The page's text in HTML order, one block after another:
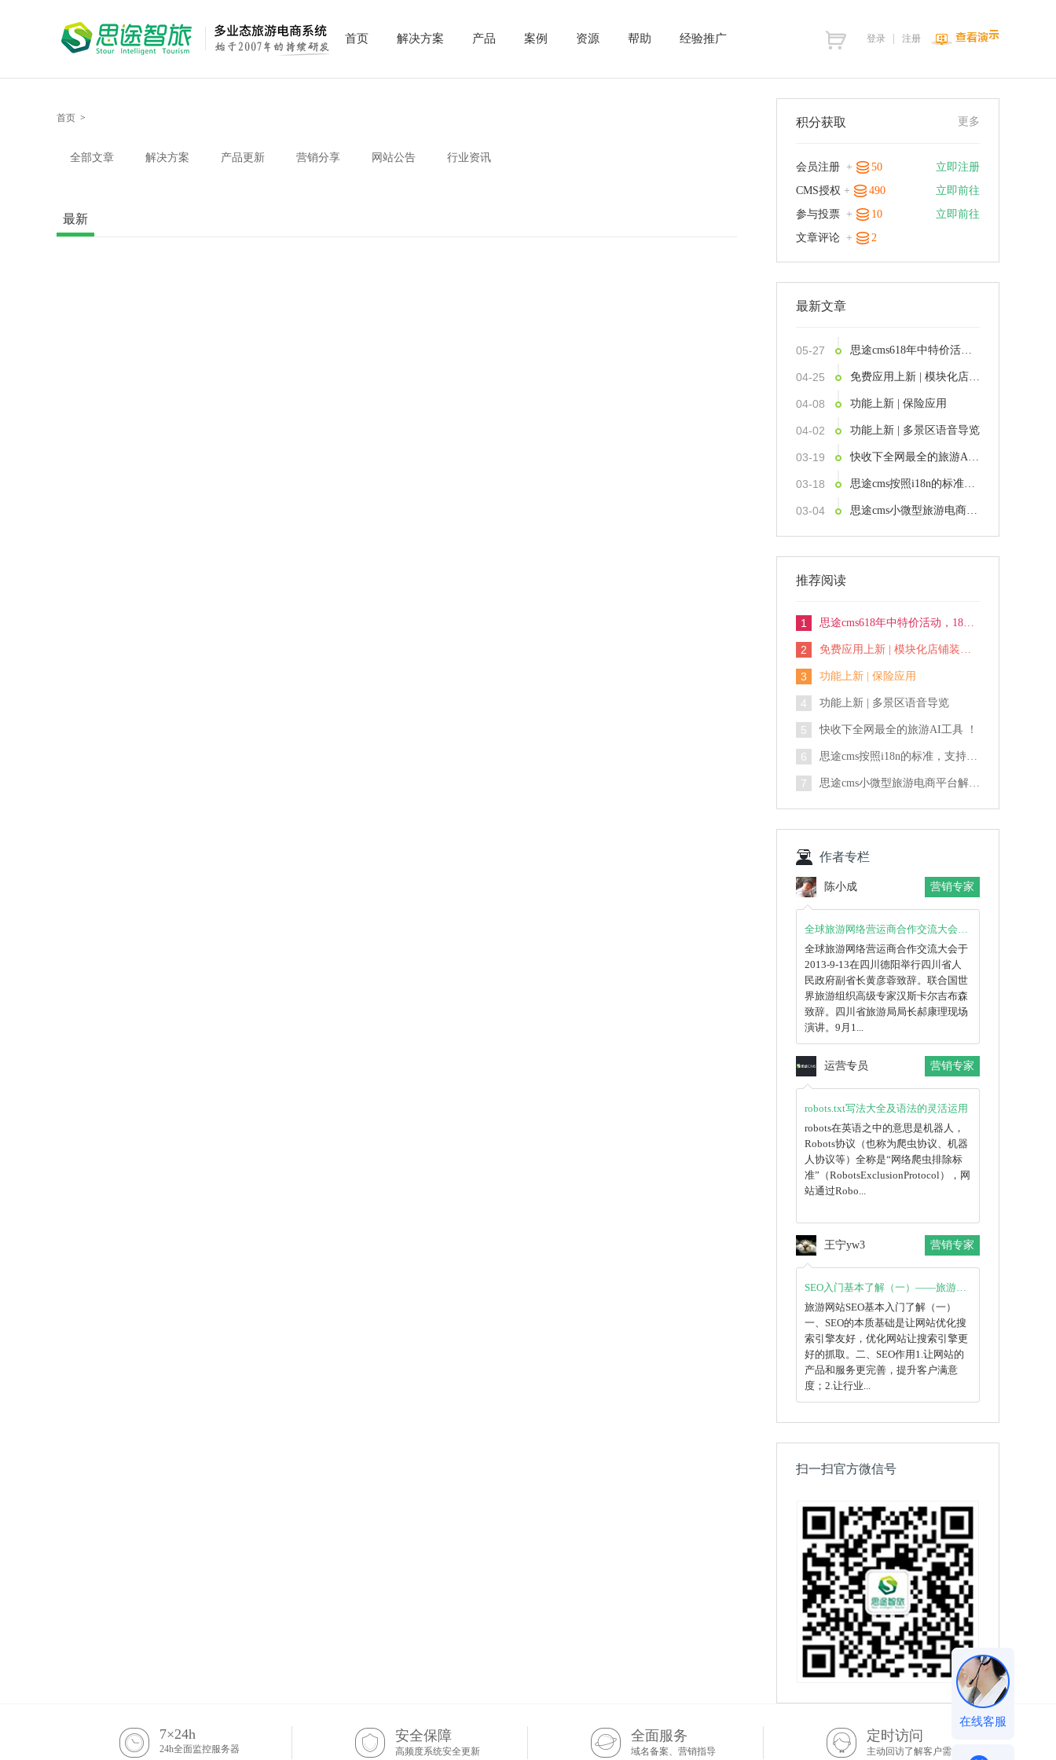
首页 解决方案 产品 案例 资源 帮助 经验推广 登录 注册
首页 >
全部文章 解决方案 产品更新 营销分享 网站公告 行业资讯
最新
积分获取 更多
会员注册 + 50
立即注册
CMS授权 + 490
立即前往
参与投票 + 10
立即前往
文章评论 + 2
最新文章
05-27 思途cms618年中特价活动，18天内特价下订，史无前例限时享5.5折
04-25 免费应用上新 | 模块化店铺装修功能发布，3分钟打造你的DIY首页
04-08 功能上新 | 保险应用
04-02 功能上新 | 多景区语音导览
03-19 快收下全网最全的旅游AI工具 ！
03-18 思途cms按照i18n的标准，支持国际化业务开拓
03-04 思途cms小微型旅游电商平台解决方案
推荐阅读
1 思途cms618年中特价活动，18天内特价下订，史无前例限时享5.5折
2 免费应用上新 | 模块化店铺装修功能发布，3分钟打造你的DIY首页
3 功能上新 | 保险应用
4 功能上新 | 多景区语音导览
5 快收下全网最全的旅游AI工具 ！
6 思途cms按照i18n的标准，支持国际化业务开拓
7 思途cms小微型旅游电商平台解决方案
作者专栏
陈小成 营销专家
全球旅游网络营运商合作交流大会于2013-9-13在四川德阳举行
全球旅游网络营运商合作交流大会于
2013-9-13在四川德阳举行四川省人
民政府副省长黄彦蓉致辞。联合国世
界旅游组织高级专家汉斯卡尔吉布森
致辞。四川省旅游局局长郝康理现场
演讲。9月1...
运营专员 营销专家
robots.txt写法大全及语法的灵活运用
robots在英语之中的意思是机器人，
Robots协议（也称为爬虫协议、机器
人协议等）全称是“网络爬虫排除标
准”（RobotsExclusionProtocol），网
站通过Robo...
王宁yw3 营销专家
SEO入门基本了解（一）——旅游网站SEO
旅游网站SEO​基本入门了解（一）
一、SEO的本质基础是让网站优化搜
索引擎友好，优化网站让搜索引擎更
好的抓取。二、SEO作用1.让网站的
产品和服务更完善，提升客户满意
度；2.让行业...
扫一扫官方微信号
7×24h
24h全面监控服务器
安全保障
高频度系统安全更新
全面服务
域名备案、营销指导
定时访问
主动回访了解客户需求
在线客服